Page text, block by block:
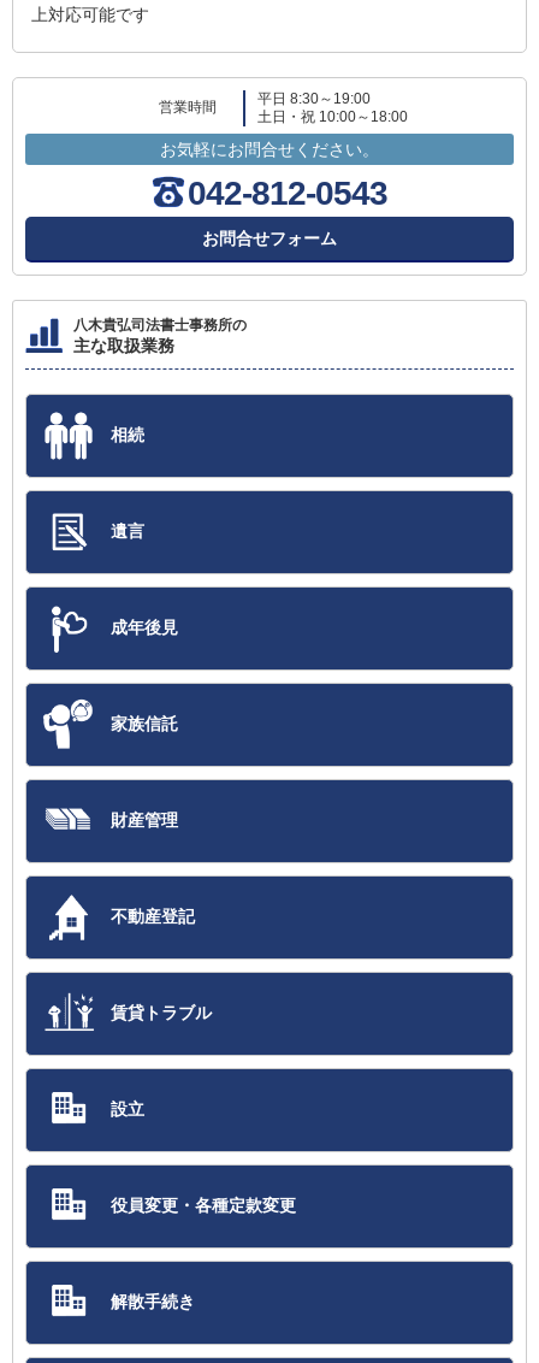
上対応可能です
営業時間
平日 8:30～19:00
土日・祝 10:00～18:00
お気軽にお問合せください。
042-812-0543
お問合せフォーム
八木貴弘司法書士事務所の
主な取扱業務
相続
遺言
成年後見
家族信託
財産管理
不動産登記
賃貸トラブル
設立
役員変更・各種定款変更
解散手続き